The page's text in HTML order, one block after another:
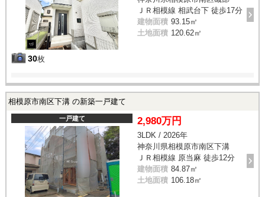
30枚
ＪＲ相模線 相武台下 徒歩17分
建物面積 93.15㎡
土地面積 120.62㎡
相模原市南区下溝 の新築一戸建て
一戸建て 2,980万円
3LDK / 2026年
神奈川県相模原市南区下溝
ＪＲ相模線 原当麻 徒歩12分
建物面積 84.87㎡
土地面積 106.18㎡